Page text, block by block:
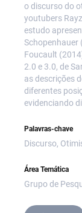
o discurso do
youtubers
estudo
Schopenhauer
Foucault
2.0 e 3.0, de
as descrições
diferentes
evidenciando
Palavras-chave
Discurso,
Área Temática
Grupo de